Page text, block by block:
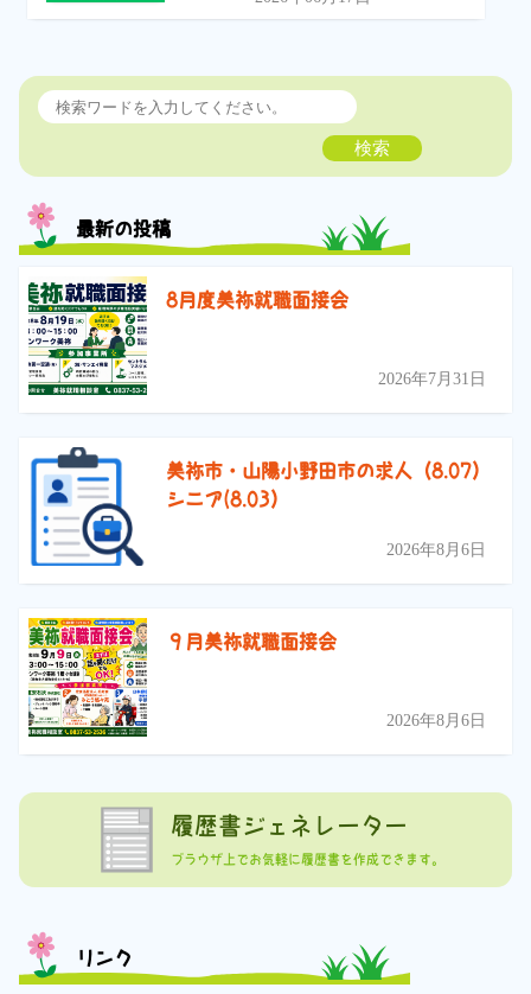
検索
最新の投稿
8月度美祢就職面接会
2026年7月31日
美祢市・山陽小野田市の求人（8.07）
シニア(8.03）
2026年8月6日
９月美祢就職面接会
2026年8月6日
履歴書ジェネレーター
ブラウザ上でお気軽に履歴書を作成できます。
リンク